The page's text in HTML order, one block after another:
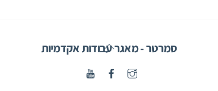
Back
Top
סמרטר - מאגר עבודות אקדמיות